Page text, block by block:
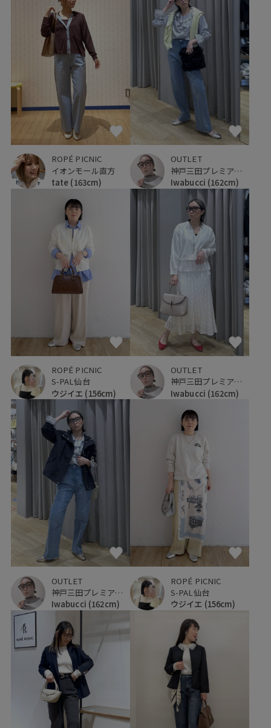
ROPÉ PICNIC
イオンモール直方
tate (163cm)
OUTLET
神戸三田プレミアム・アウトレット
Iwabucci (162cm)
ROPÉ PICNIC
S-PAL仙台
ウジイエ (156cm)
OUTLET
神戸三田プレミアム・アウトレット
Iwabucci (162cm)
OUTLET
神戸三田プレミアム・アウトレット
Iwabucci (162cm)
ROPÉ PICNIC
S-PAL仙台
ウジイエ (156cm)